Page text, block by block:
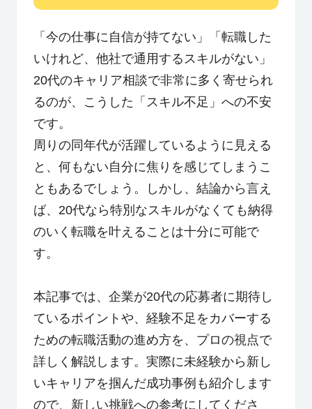
転職のご相談・登録
企業の担当者様
「今の仕事に自信が持てない」「転職した
いけれど、他社で通用するスキルがない」
20代のキャリア相談で非常に多く寄せられ
るのが、こうした「スキル不足」への不安
です。
周りの同年代が活躍しているように見える
と、何もない自分に焦りを感じてしまうこ
ともあるでしょう。しかし、結論から言え
ば、20代なら特別なスキルがなくても納得
のいく転職を叶えることは十分に可能で
す。
本記事では、企業が20代の応募者に期待し
ているポイントや、経験不足をカバーする
ための転職活動の進め方を、プロの視点で
詳しく解説します。実際に未経験から新し
いキャリアを掴んだ成功事例も紹介します
ので、新しい挑戦への参考にしてくださ